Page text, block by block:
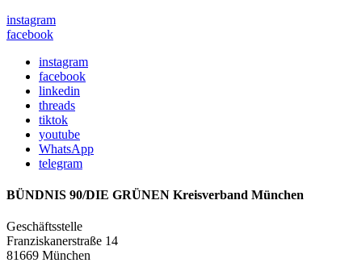
instagram
facebook
instagram
facebook
linkedin
threads
tiktok
youtube
WhatsApp
telegram
BÜNDNIS 90/DIE GRÜNEN Kreisverband München
Geschäftsstelle
Franziskanerstraße 14
81669 München